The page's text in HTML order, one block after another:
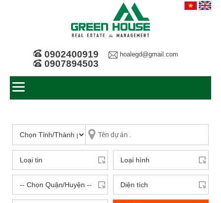
0902400919
0907894503
hoalegd@gmail.com